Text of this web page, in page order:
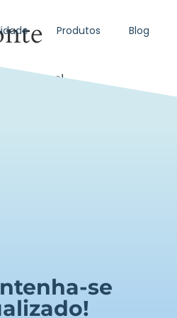
Produtos Blog
em breve!
se